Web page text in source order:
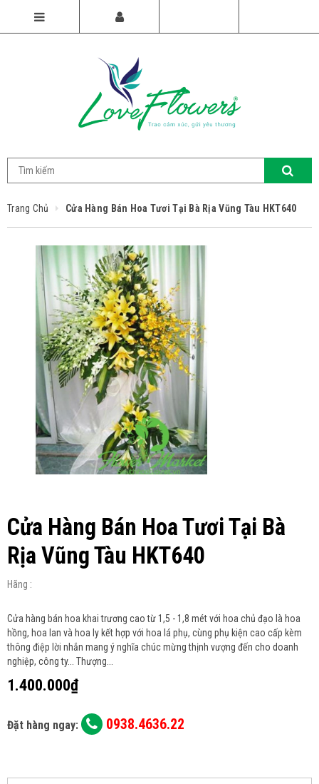
Trang Chủ Cửa Hàng Bán Hoa Tươi Tại Bà Rịa Vũng Tàu HKT640
Cửa Hàng Bán Hoa Tươi Tại Bà
Rịa Vũng Tàu HKT640
Hãng :
Cửa hàng bán hoa khai trương cao từ 1,5 - 1,8 mét với hoa chủ đạo là hoa
hồng, hoa lan và hoa ly kết hợp với hoa lá phụ, cùng phụ kiện cao cấp kèm
thông điệp lời nhắn mang ý nghĩa chúc mừng thịnh vượng đến cho doanh
nghiệp, công ty... Thượng...
1.400.000₫
Đặt hàng ngay: 0938.4636.22